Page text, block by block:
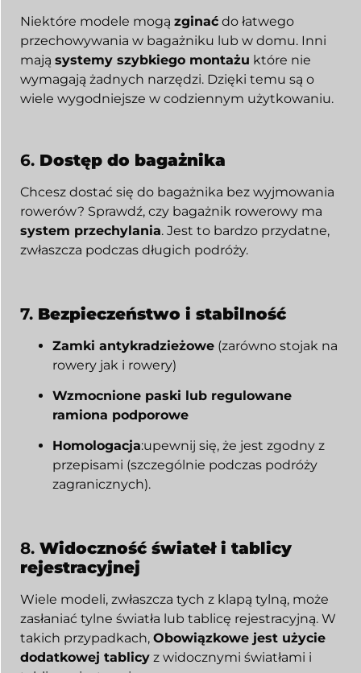
Niektóre modele mogą zginać do łatwego
przechowywania w bagażniku lub w domu. Inni
mają systemy szybkiego montażu które nie
wymagają żadnych narzędzi. Dzięki temu są o
wiele wygodniejsze w codziennym użytkowaniu.
6. Dostęp do bagażnika
Chcesz dostać się do bagażnika bez wyjmowania
rowerów? Sprawdź, czy bagażnik rowerowy ma
system przechylania. Jest to bardzo przydatne,
zwłaszcza podczas długich podróży.
7. Bezpieczeństwo i stabilność
Zamki antykradzieżowe (zarówno stojak na
rowery jak i rowery)
Wzmocnione paski lub regulowane
ramiona podporowe
Homologacja:upewnij się, że jest zgodny z
przepisami (szczególnie podczas podróży
zagranicznych).
8. Widoczność świateł i tablicy
rejestracyjnej
Wiele modeli, zwłaszcza tych z klapą tylną, może
zasłaniać tylne światła lub tablicę rejestracyjną. W
takich przypadkach, Obowiązkowe jest użycie
dodatkowej tablicy z widocznymi światłami i